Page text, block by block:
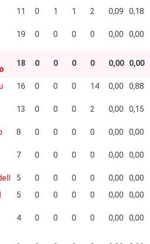
11 0 1 1 2 0,09 0,18
19 0 0 0 0 0,00 0,00
18 0 0 0 0 0,00 0,00
16 0 0 0 14 0,00 0,88
13 0 0 0 2 0,00 0,15
8 0 0 0 0 0,00 0,00
7 0 0 0 0 0,00 0,00
5 0 0 0 0 0,00 0,00
5 0 0 0 0 0,00 0,00
4 0 0 0 0 0,00 0,00